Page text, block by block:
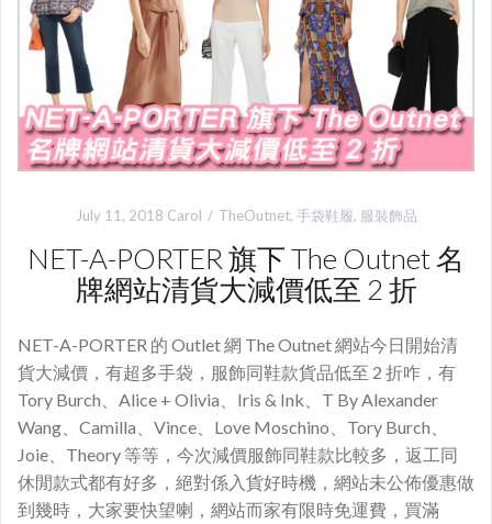
July 11, 2018 Carol TheOutnet, 手袋鞋履, 服裝飾品
NET-A-PORTER 旗下 The Outnet 名
牌網站清貨大減價低至 2 折
NET-A-PORTER 的 Outlet 網 The Outnet 網站今日開始清
貨大減價，有超多手袋，服飾同鞋款貨品低至 2 折咋，有
Tory Burch、Alice + Olivia、Iris & Ink、T By Alexander
Wang、Camilla、Vince、Love Moschino、Tory Burch、
Joie、Theory 等等，今次減價服飾同鞋款比較多，返工同
休閒款式都有好多，絕對係入貨好時機，網站未公佈優惠做
到幾時，大家要快望喇，網站而家有限時免運費，買滿